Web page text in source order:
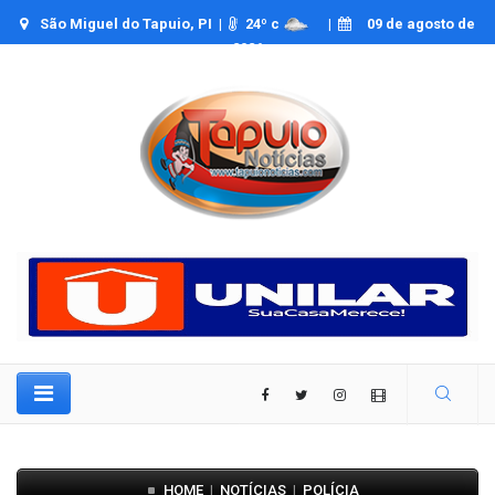
São Miguel do Tapuio, PI | 24º c |
09 de agosto de
2026
HOME| NOTÍCIAS| POLÍCIA